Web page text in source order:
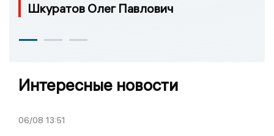
Шкуратов Олег Павлович
Интересные новости
06/08 13:51